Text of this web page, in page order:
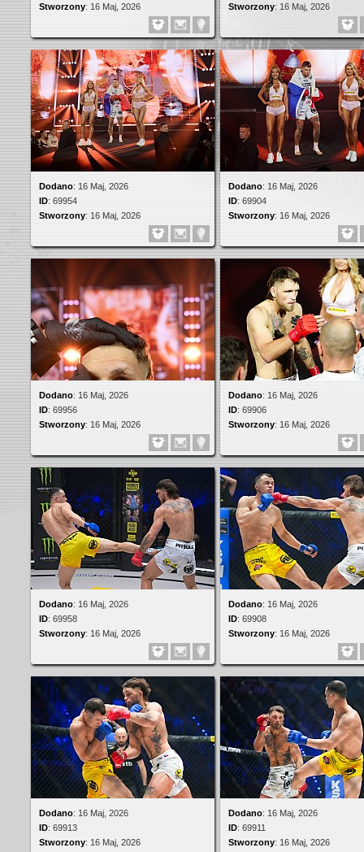
Stworzony: 16 Maj, 2026
Stworzony: 16 Maj, 2026
Dodano: 16 Maj, 2026
ID: 69904
Stworzony: 16 Maj, 2026
Dodano: 16 Maj, 2026
ID: 69954
Stworzony: 16 Maj, 2026
Dodano: 16 Maj, 2026
ID: 69906
Stworzony: 16 Maj, 2026
Dodano: 16 Maj, 2026
ID: 69956
Stworzony: 16 Maj, 2026
Dodano: 16 Maj, 2026
ID: 69908
Stworzony: 16 Maj, 2026
Dodano: 16 Maj, 2026
ID: 69958
Stworzony: 16 Maj, 2026
Dodano: 16 Maj, 2026
ID: 69911
Stworzony: 16 Maj, 2026
Dodano: 16 Maj, 2026
ID: 69913
Stworzony: 16 Maj, 2026